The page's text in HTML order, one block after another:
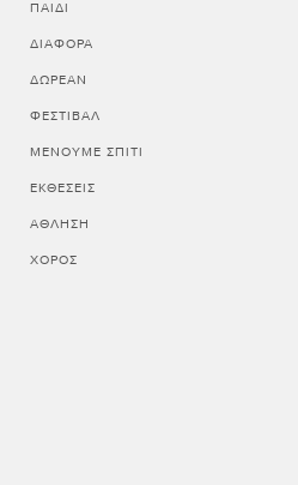
ΠΑΙΔΊ
ΔΙΆΦΟΡΑ
ΔΩΡΕΆΝ
ΦΕΣΤΙΒΆΛ
ΜΈΝΟΥΜΕ ΣΠΊΤΙ
ΕΚΘΈΣΕΙΣ
ΆΘΛΗΣΗ
ΧΟΡΌΣ